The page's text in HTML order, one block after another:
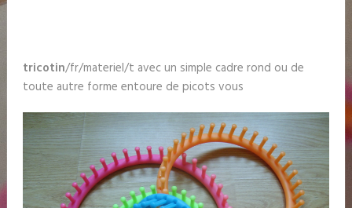
tricotin/fr/materiel/t avec un simple cadre rond ou de
toute autre forme entoure de picots vous